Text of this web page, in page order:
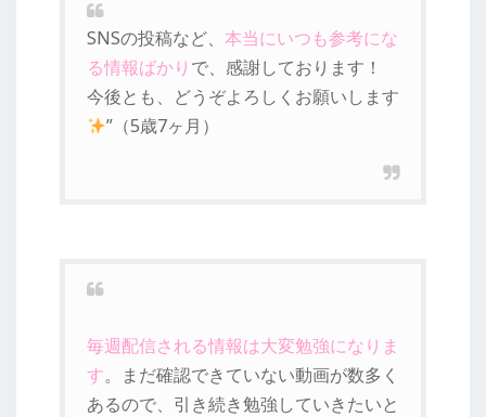
SNSの投稿など、 本当にいつも参考にな
る情報ばかり で、感謝しております！
今後とも、どうぞよろしくお願いします
”（5歳7ヶ月）
毎週配信される情報は大変勉強になりま
す。まだ確認できていない動画が数多く
あるので、引き続き勉強していきたいと